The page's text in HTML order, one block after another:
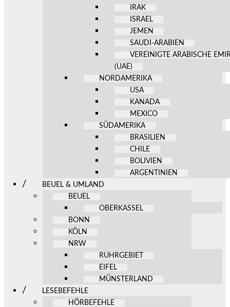
IRAK
ISRAEL
JEMEN
SAUDI-ARABIEN
VEREINIGTE ARABISCHE
(UAE)
NORDAMERIKA
USA
KANADA
MEXICO
SÜDAMERIKA
BRASILIEN
CHILE
BOLIVIEN
ARGENTINIEN
BEUEL & UMLAND
BEUEL
OBERKASSEL
BONN
KÖLN
NRW
RUHRGEBIET
EIFEL
MÜNSTERLAND
LESEBEFEHLE
HÖRBEFEHLE